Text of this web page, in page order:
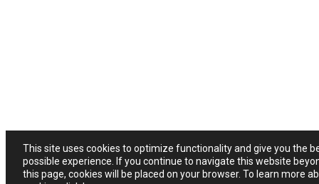
This site uses cookies to optimize functionality and give you the
possible experience. If you continue to navigate this website
this page, cookies will be placed on your browser. To learn more